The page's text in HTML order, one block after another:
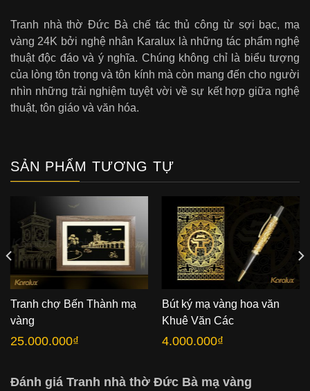
Tranh nhà thờ Đức Bà chế tác thủ công từ sợi bạc, mạ
vàng 24K bởi nghệ nhân Karalux là những tác phẩm nghệ
thuật độc đáo và ý nghĩa. Chúng không chỉ là biểu tượng
của lòng tôn trọng và tôn kính mà còn mang đến cho người
nhìn những trải nghiệm tuyệt vời về sự kết hợp giữa nghệ
thuật, tôn giáo và văn hóa.
SẢN PHẨM TƯƠNG TỰ
Tranh chợ Bến Thành mạ
vàng
25.000.000₫
Bút ký mạ vàng hoa văn
Khuê Văn Các
4.000.000₫
Đánh giá Tranh nhà thờ Đức Bà mạ vàng